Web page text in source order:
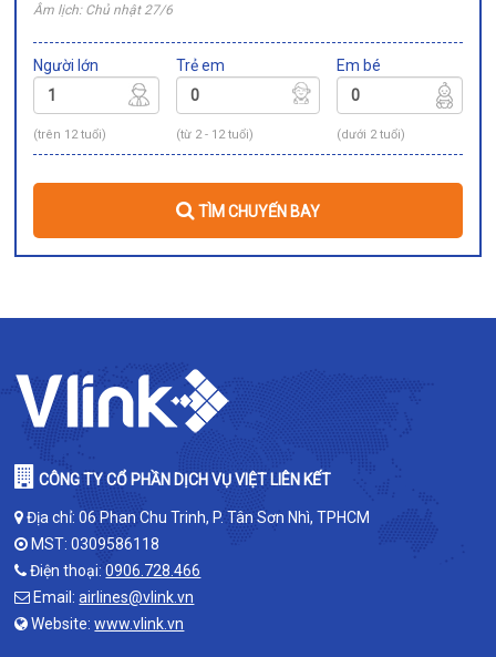
Âm lịch: Chủ nhật 27/6
Người lớn
(trên 12 tuổi)
Trẻ em
(từ 2 - 12 tuổi)
Em bé
(dưới 2 tuổi)
TÌM CHUYẾN BAY
CÔNG TY CỔ PHẦN DỊCH VỤ VIỆT LIÊN KẾT
Địa chỉ: 06 Phan Chu Trinh, P. Tân Sơn Nhì, TPHCM
MST: 0309586118
Điện thoại:0906.728.466
Email:airlines@vlink.vn
Website:www.vlink.vn